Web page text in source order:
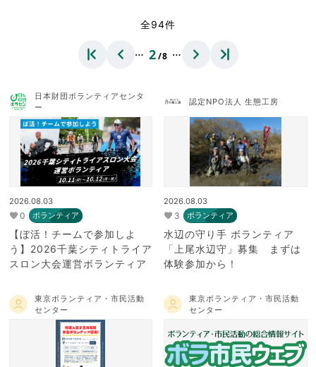
全94件
… 2/8 …
日本財団ボランティアセンタ
ー
2026.08.03
0 ボランティア
【ぼ活！チームで参加しよ
う】2026千葉シティトライア
スロン大会運営ボランティア
認定NPO法人 生態工房
2026.08.03
3 ボランティア
水辺の守り手 ボランティア
「上尾水辺守」募集 まずは
体験参加から！
東京ボランティア・市民活動
センター
東京ボランティア・市民活動
センター